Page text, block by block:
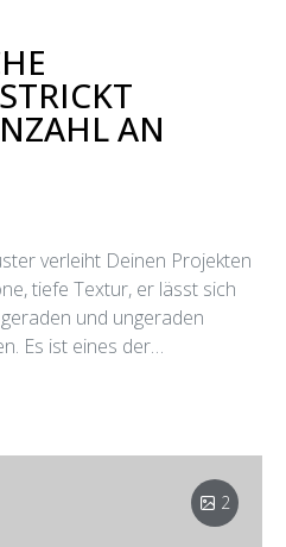
AN
verleiht Deinen Projekten
tiefe Textur, er lässt sich
und ungeraden
Es ist eines der…
2